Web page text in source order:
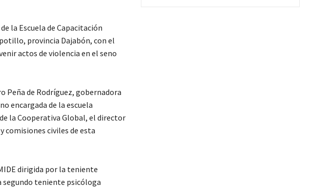
la Escuela de Capacitación
provincia Dajabón, con el
actos de violencia en el seno
Peña de Rodríguez, gobernadora
encargada de la escuela
la Cooperativa Global, el director
civiles de esta
dirigida por la teniente
segundo teniente psicóloga